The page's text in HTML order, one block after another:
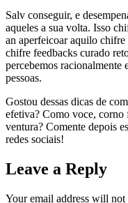
Salv conseguir, e
aqueles a sua volta. Isso
an aperfeicoar aquilo
chifre feedbacks curado
percebemos racionalmente
pessoas.
Gostou dessas dicas de
efetiva? Como voce, corno
ventura? Comente depois
redes sociais!
Leave a Reply
Your email address will not